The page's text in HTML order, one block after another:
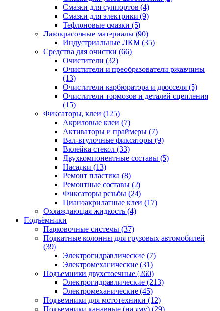
Смазки для суппортов (4)
Смазки для электрики (9)
Тефлоновые смазки (5)
Лакокрасочные материалы (90)
Индустриальные ЛКМ (35)
Средства для очистки (66)
Очистители (32)
Очистители и преобразователи ржавчины
(13)
Очистители карбюратора и дросселя (5)
Очистители тормозов и деталей сцепления
(15)
Фиксаторы, клеи (125)
Акриловые клеи (7)
Активаторы и праймеры (7)
Вал-втулочные фиксаторы (9)
Вклейка стекол (33)
Двухкомпонентные составы (5)
Насадки (13)
Ремонт пластика (8)
Ремонтные составы (2)
Фиксаторы резьбы (24)
Цианоакрилатные клеи (17)
Охлаждающая жидкость (4)
Подъёмники
Парковочные системы (37)
Подкатные колонны для грузовых автомобилей
(39)
Электрогидравлические (7)
Электромеханические (31)
Подъемники двухстоечные (260)
Электрогидравлические (213)
Электромеханические (45)
Подъемники для мототехники (12)
Подъемники канавные (на яму) (29)